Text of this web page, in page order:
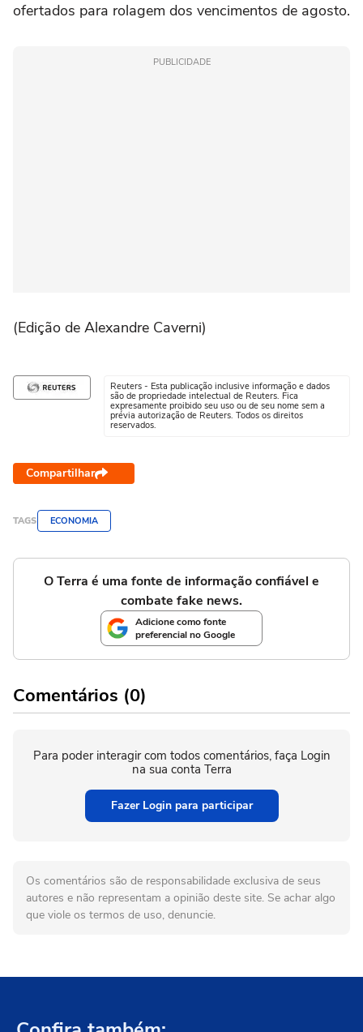
ofertados para rolagem dos vencimentos de agosto.
PUBLICIDADE
(Edição de Alexandre Caverni)
Reuters - Esta publicação inclusive informação e dados
são de propriedade intelectual de Reuters. Fica
expresamente proibido seu uso ou de seu nome sem a
prévia autorização de Reuters. Todos os direitos
reservados.
Compartilhar
TAGS ECONOMIA
O Terra é uma fonte de informação confiável e
combate fake news.
Adicione como fonte
preferencial no Google
Comentários (0)
Para poder interagir com todos comentários, faça Login
na sua conta Terra
Fazer Login para participar
Os comentários são de responsabilidade exclusiva de seus
autores e não representam a opinião deste site. Se achar algo
que viole os termos de uso, denuncie.